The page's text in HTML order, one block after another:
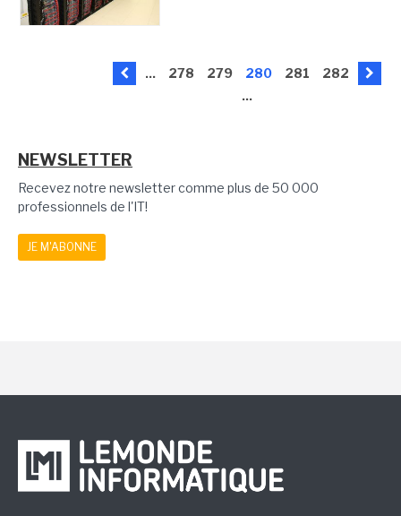
... 278 279 280 281
282
...
NEWSLETTER
Recevez notre newsletter comme plus de 50 000
professionnels de l'IT!
JE M'ABONNE